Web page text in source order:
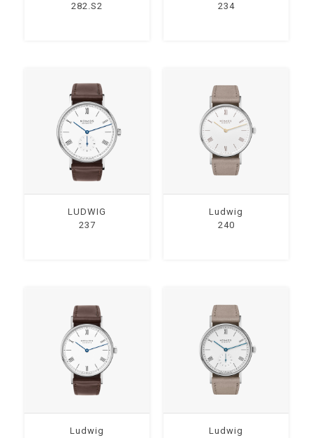
282.S2
234
LUDWIG
237
Ludwig
240
Ludwig
Ludwig